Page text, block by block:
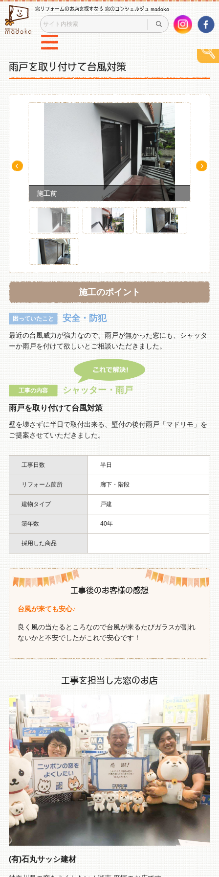
窓リフォームのお店を探すなら 窓のコンシェルジュ madoka
雨戸を取り付けて台風対策
施工前
施工のポイント
困っていたこと 安全・防犯
最近の台風威力が強力なので、雨戸が無かった窓にも、シャッタ
ーか雨戸を付けて欲しいとご相談いただきました。
工事の内容 シャッター・雨戸
雨戸を取り付けて台風対策
壁を壊さずに半日で取付出来る、壁付の後付雨戸「マドリモ」を
ご提案させていただきました。
工事日数 半日
リフォーム箇所 廊下・階段
建物タイプ 戸建
築年数 40年
採用した商品
工事後のお客様の感想
台風が来ても安心♪
良く風の当たるところなので台風が来るたびガラスが割れ
ないかと不安でしたがこれで安心です！
工事を担当した窓のお店
(有)石丸サッシ建材